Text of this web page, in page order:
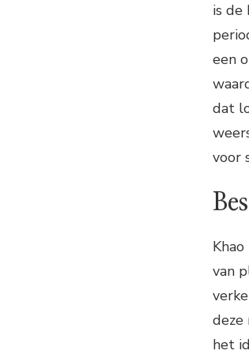
is de
een
dat
voor
van
deze
het